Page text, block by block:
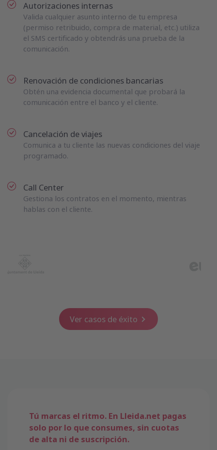
Autorizaciones internas
Valida cualquier asunto interno de tu empresa
(permiso retribuido, compra de material, etc.) utiliza
el SMS certificado y obtendrás una prueba de la
comunicación.
Renovación de condiciones bancarias
Obtén una evidencia documental que probará la
comunicación entre el banco y el cliente.
Cancelación de viajes
Comunica a tu cliente las nuevas condiciones del viaje
programado.
Call Center
Gestiona los contratos en el momento, mientras
hablas con el cliente.
Ver casos de éxito
Tú marcas el ritmo. En Lleida.net pagas
solo por lo que consumes, sin cuotas
de alta ni de suscripción.